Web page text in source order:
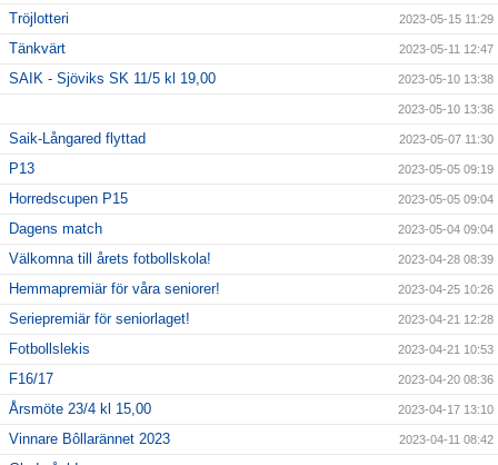
Tröjlotteri 2023-05-15 11:29
Tänkvärt 2023-05-11 12:47
SAIK - Sjöviks SK 11/5 kl 19,00 2023-05-10 13:38
2023-05-10 13:36
Saik-Långared flyttad 2023-05-07 11:30
P13 2023-05-05 09:19
Horredscupen P15 2023-05-05 09:04
Dagens match 2023-05-04 09:04
Välkomna till årets fotbollskola! 2023-04-28 08:39
Hemmapremiär för våra seniorer! 2023-04-25 10:26
Seriepremiär för seniorlaget! 2023-04-21 12:28
Fotbollslekis 2023-04-21 10:53
F16/17 2023-04-20 08:36
Årsmöte 23/4 kl 15,00 2023-04-17 13:10
Vinnare Bôllarännet 2023 2023-04-11 08:42